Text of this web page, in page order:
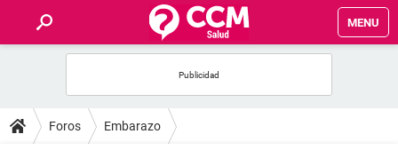
MENU
FORUMS
Foros Embarazo